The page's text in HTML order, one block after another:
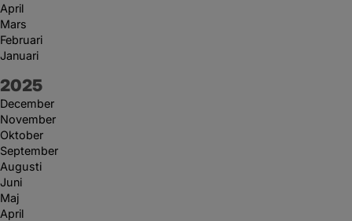
April
Mars
Februari
Januari
År:
2025
December
November
Oktober
September
Augusti
Juni
Maj
April